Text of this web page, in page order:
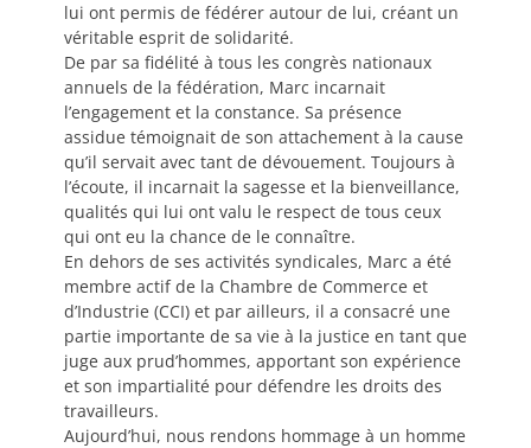
lui ont permis de fédérer autour de lui, créant un
véritable esprit de solidarité.
De par sa fidélité à tous les congrès nationaux
annuels de la fédération, Marc incarnait
l’engagement et la constance. Sa présence
assidue témoignait de son attachement à la cause
qu’il servait avec tant de dévouement. Toujours à
l’écoute, il incarnait la sagesse et la bienveillance,
qualités qui lui ont valu le respect de tous ceux
qui ont eu la chance de le connaître.
En dehors de ses activités syndicales, Marc a été
membre actif de la Chambre de Commerce et
d’Industrie (CCI) et par ailleurs, il a consacré une
partie importante de sa vie à la justice en tant que
juge aux prud’hommes, apportant son expérience
et son impartialité pour défendre les droits des
travailleurs.
Aujourd’hui, nous rendons hommage à un homme